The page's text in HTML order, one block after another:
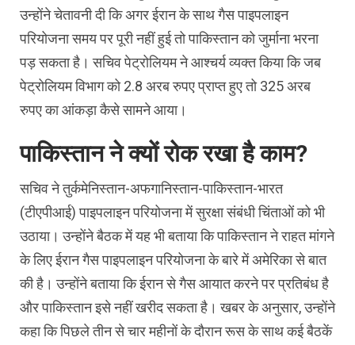
उन्होंने चेतावनी दी कि अगर ईरान के साथ गैस पाइपलाइन
परियोजना समय पर पूरी नहीं हुई तो पाकिस्तान को जुर्माना भरना
पड़ सकता है। सचिव पेट्रोलियम ने आश्चर्य व्यक्त किया कि जब
पेट्रोलियम विभाग को 2.8 अरब रुपए प्राप्त हुए तो 325 अरब
रुपए का आंकड़ा कैसे सामने आया।
पाकिस्तान ने क्यों रोक रखा है काम?
सचिव ने तुर्कमेनिस्तान-अफगानिस्तान-पाकिस्तान-भारत
(टीएपीआई) पाइपलाइन परियोजना में सुरक्षा संबंधी चिंताओं को भी
उठाया। उन्होंने बैठक में यह भी बताया कि पाकिस्तान ने राहत मांगने
के लिए ईरान गैस पाइपलाइन परियोजना के बारे में अमेरिका से बात
की है। उन्होंने बताया कि ईरान से गैस आयात करने पर प्रतिबंध है
और पाकिस्तान इसे नहीं खरीद सकता है। खबर के अनुसार, उन्होंने
कहा कि पिछले तीन से चार महीनों के दौरान रूस के साथ कई बैठकें